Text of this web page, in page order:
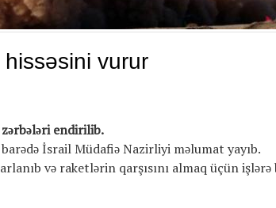
vurur
endirilib.
İsrail Müdafiə Nazirliyi məlumat yayıb.
və raketlərin qarşısını almaq üçün